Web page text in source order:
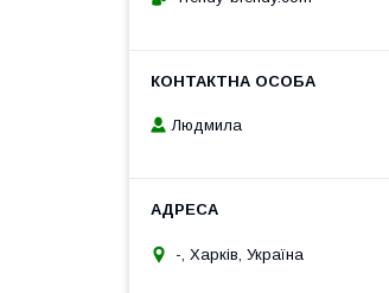
Людмила
-, Харків, Україна